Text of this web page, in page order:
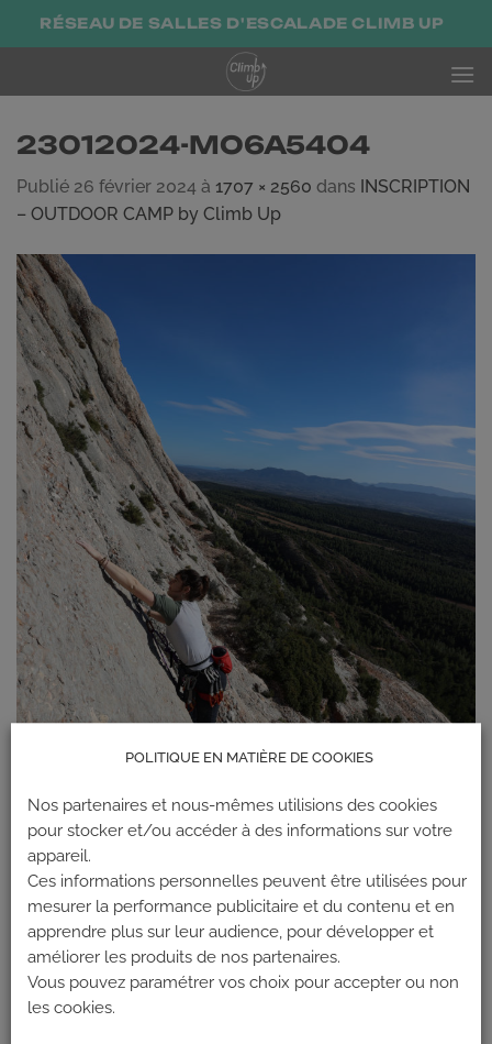
PasserRÉSEAU DE SALLES D'ESCALADE CLIMB UP
23012024-MO6A5404
Publié 26 février 2024 à 1707 × 2560 dans
INSCRIPTION
– OUTDOOR CAMP by Climb Up
Les commentaires et les rétroliens sont actuellement fermés.
POLITIQUE EN MATIÈRE DE COOKIES
Nos partenaires et nous-mêmes utilisions des cookies
pour stocker et/ou accéder à des informations sur votre
appareil.
Ces informations personnelles peuvent être utilisées pour
mesurer la performance publicitaire et du contenu et en
apprendre plus sur leur audience, pour développer et
améliorer les produits de nos partenaires.
Vous pouvez paramétrer vos choix pour accepter ou non
les cookies.